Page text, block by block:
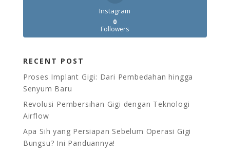
Instagram
0
Followers
RECENT POST
Proses Implant Gigi: Dari Pembedahan hingga
Senyum Baru
Revolusi Pembersihan Gigi dengan Teknologi
Airflow
Apa Sih yang Persiapan Sebelum Operasi Gigi
Bungsu? Ini Panduannya!